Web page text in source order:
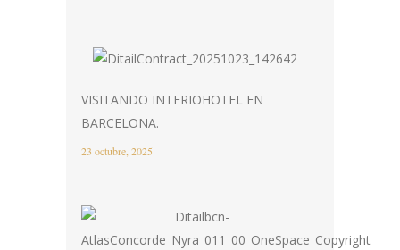
VISITANDO INTERIOHOTEL EN
BARCELONA.
23 octubre, 2025